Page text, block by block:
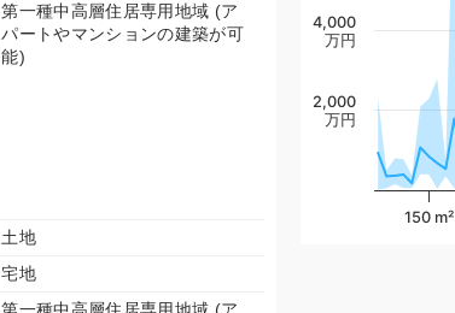
第一種中高層住居専用地域 (ア
パートやマンションの建築が可
能)
土地
宅地
150 m²
2,000
万円
4,000
万円